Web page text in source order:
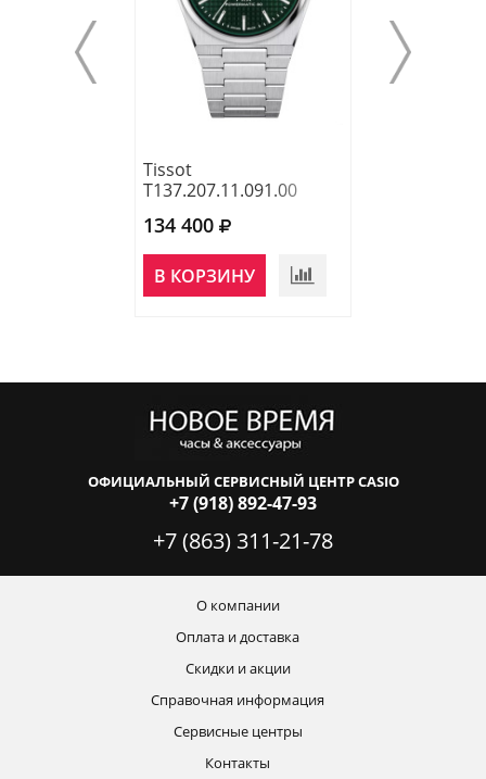
Tissot
T137.207.11.091.00
134 400
В КОРЗИНУ
ОФИЦИАЛЬНЫЙ СЕРВИСНЫЙ ЦЕНТР CASIO
+7 (918) 892-47-93
+7 (863) 311-21-78
О компании
Оплата и доставка
Скидки и акции
Справочная информация
Сервисные центры
Контакты